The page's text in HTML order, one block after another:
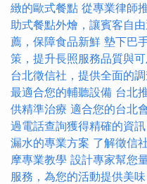
緻的歐式餐點 從專業律師
助式餐點外燴，讓賓客自
薦，保障食品新鮮 墊下巴
策，提升長照服務品質與
台北徵信社，提供全面的
最適合您的輔聽設備 台北
供精準治療 適合您的台北
過電話查詢獲得精確的資訊
漏水的專業方案 了解徵信
摩專業教學 設計專家幫您
服務，為您的活動提供美味